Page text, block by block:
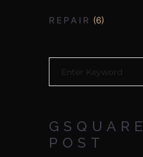
REPAIR (6)
GSQUARE
POST